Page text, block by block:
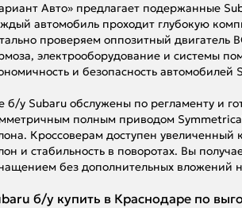
Авто» предлагает подержанные
автомобиль проходит глубокую
проверяем оппозитный двигатель
электрооборудование и системы
и безопасность автомобилей
б/у Subaru обслужены по регламенту и
полным приводом
Кроссоверам доступен
и стабильность в поворотах. Вы
без дополнительных вложений
б/у купить в Краснодаре по